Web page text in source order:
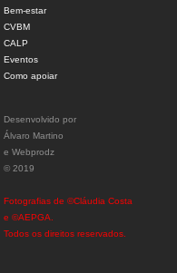
Bem-estar
CVBM
CALP
Eventos
Como apoiar
Desenvolvido por
Álvaro Martino
e Webprodz
© 2019
Fotografias de ©Cláudia Costa
e ©AEPGA.
Todos os direitos reservados.